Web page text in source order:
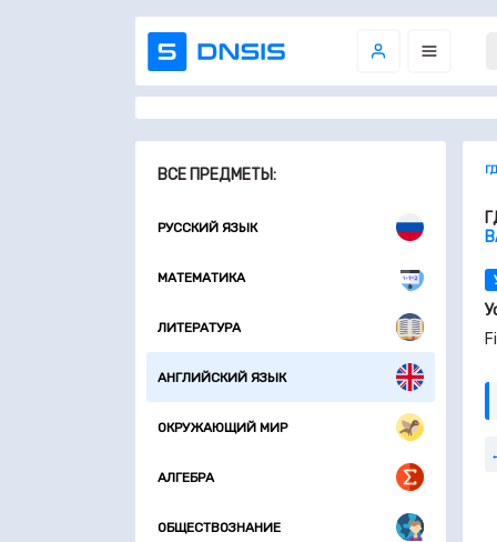
ВСЕ ПРЕДМЕТЫ:
РУССКИЙ ЯЗЫК
МАТЕМАТИКА
ЛИТЕРАТУРА
АНГЛИЙСКИЙ ЯЗЫК
ОКРУЖАЮЩИЙ МИР
АЛГЕБРА
ОБЩЕСТВОЗНАНИЕ